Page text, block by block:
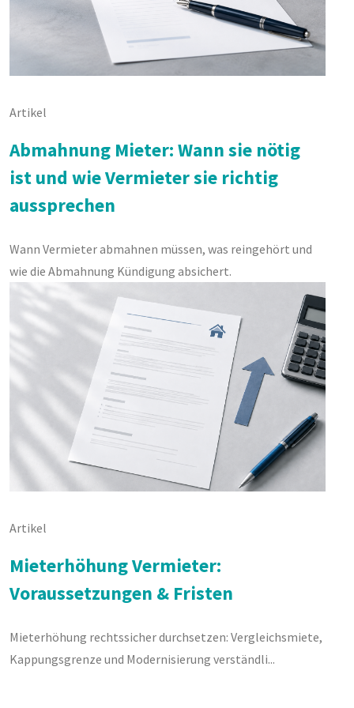
Artikel
Abmahnung Mieter: Wann sie nötig
ist und wie Vermieter sie richtig
aussprechen
Wann Vermieter abmahnen müssen, was reingehört und
wie die Abmahnung Kündigung absichert.
Artikel
Mieterhöhung Vermieter:
Voraussetzungen & Fristen
Mieterhöhung rechtssicher durchsetzen: Vergleichsmiete,
Kappungsgrenze und Modernisierung verständli...